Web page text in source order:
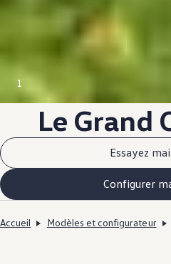
1
Le Grand
Essayez
Configurer
Accueil Modèles et configurateur